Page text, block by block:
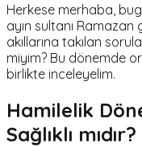
Herkese merhaba,
ayın sultanı
akıllarına takılan
miyim? Bu dönemde
birlikte inceleyelim.
Hamilelik
Sağlıklı mıdır?